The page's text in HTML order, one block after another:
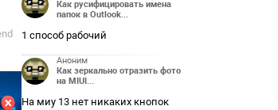
Как русифицировать имена
папок в Outlook...
1 способ рабочий
Аноним
Как зеркально отразить фото
на MIUI...
На миу 13 нет никаких кнопок